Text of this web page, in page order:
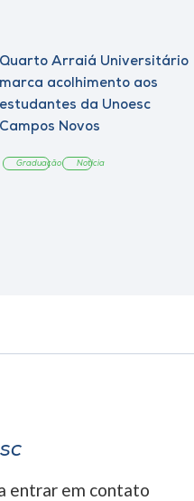
Quarto Arraiá Universitário
marca acolhimento aos
estudantes da Unoesc
Campos Novos
Graduação Notícia
entrar em contato